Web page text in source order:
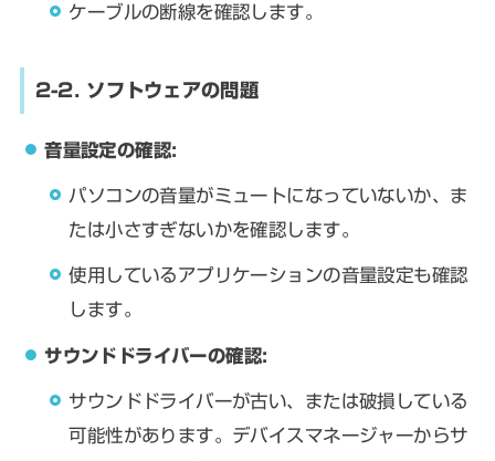
ケーブルの断線を確認します。
2-2. ソフトウェアの問題
音量設定の確認:
パソコンの音量がミュートになっていないか、ま
たは小さすぎないかを確認します。
使用しているアプリケーションの音量設定も確認
します。
サウンドドライバーの確認:
サウンドドライバーが古い、または破損している
可能性があります。デバイスマネージャーからサ